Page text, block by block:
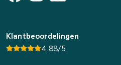
Klantbeoordelingen
4.88/5